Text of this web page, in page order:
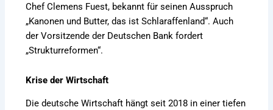
Chef Clemens Fuest, bekannt für seinen Ausspruch
„Kanonen und Butter, das ist Schlaraffenland“. Auch
der Vorsitzende der Deutschen Bank fordert
„Strukturreformen“.
Krise der Wirtschaft
Die deutsche Wirtschaft hängt seit 2018 in einer tiefen